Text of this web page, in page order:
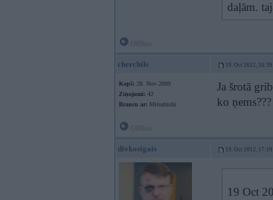
daļām.
cherchils 19. Oct 2012, 16:39
Kopš: 28. Nov 2009
Ziņojumi: 42
Braucu ar: Mitsubishi
Ja šrotā
ko ņems???
divkosigais 19. Oct 2012, 17:19
19 Oct